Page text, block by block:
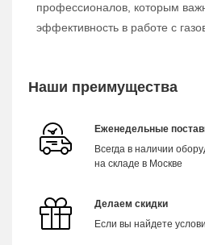
профессионалов, которым
эффективность в работе с
Наши преимущества
Еженедельные
Всегда в наличии
на складе в Москве
Делаем скидки
Если вы найдете